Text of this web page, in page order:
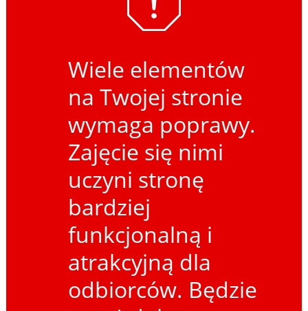
Wiele elementów
na Twojej stronie
wymaga poprawy.
Zajęcie się nimi
uczyni stronę
bardziej
funkcjonalną i
atrakcyjną dla
odbiorców. Będzie